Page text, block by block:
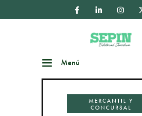
Menú
MERCANTIL Y
CONCURSAL